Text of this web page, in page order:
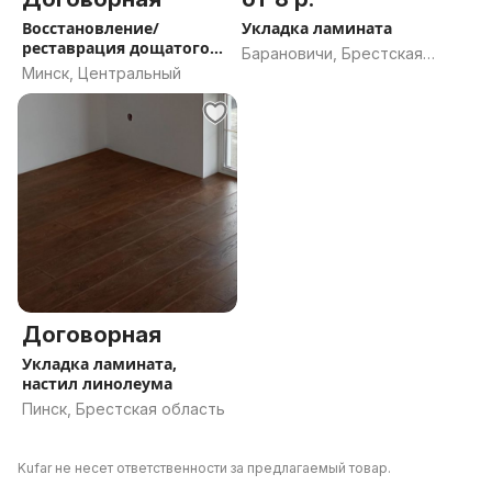
Восстановление/
реставрация дощатого
пола/паркета
Минск, Центральный
Укладка ламината
Барановичи, Брестская
Договорная
Укладка ламината,
настил линолеума
Пинск, Брестская область
Kufar не несет ответственности за предлагаемый товар.